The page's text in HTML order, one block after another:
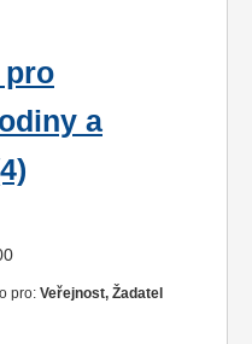
pro
a
pro: Veřejnost, Žadatel